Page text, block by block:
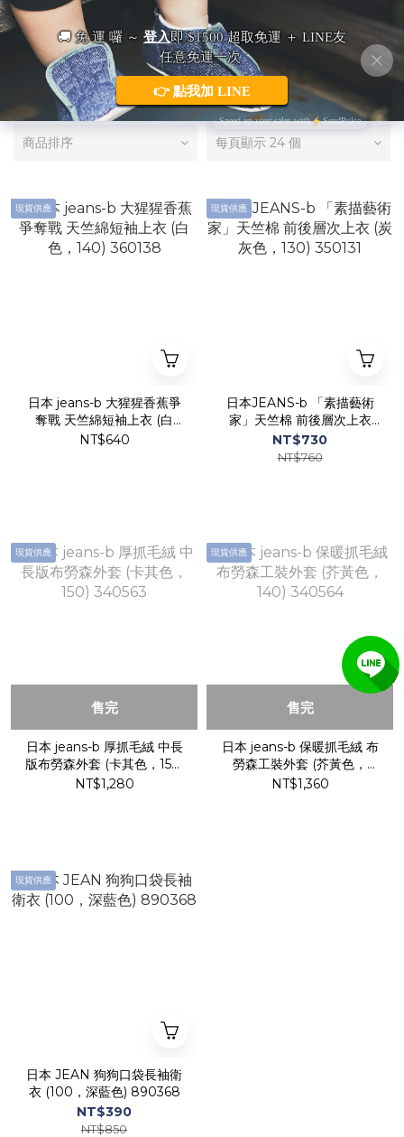
日本童裝・jeans-b
商品排序 每頁顯示 24 個
現貨供應
日本 jeans-b 大猩猩香蕉爭
奪戰 天竺綿短袖上衣 (白
色，140) 360138
NT$640
現貨供應
日本JEANS-b 「素描藝術
家」天竺棉 前後層次上衣
(炭灰色，130) 350131
NT$730
NT$760
現貨供應
售完
日本 jeans-b 厚抓毛絨 中長
版布勞森外套 (卡其色，150)
340563
NT$1,280
現貨供應
售完
日本 jeans-b 保暖抓毛絨 布
勞森工裝外套 (芥黃色，
140) 340564
NT$1,360
現貨供應
日本 JEAN 狗狗口袋長袖衛
衣 (100，深藍色) 890368
NT$390
NT$850